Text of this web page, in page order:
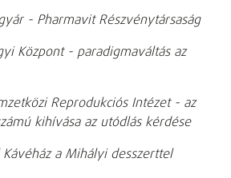
- Pharmavit Részvénytársaság
Központ - paradigmaváltás az
Reprodukciós Intézet - az
kihívása az utódlás kérdése
a Mihályi desszerttel